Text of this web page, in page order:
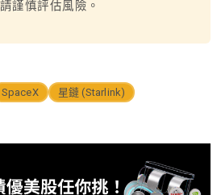
謹慎評估風險。
SpaceX 星鏈 (Starlink)